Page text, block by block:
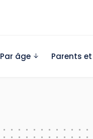
Par âge Parents